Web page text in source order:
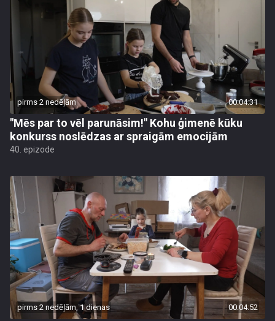
pirms 2 nedēļām 00:04:31
"Mēs par to vēl parunāsim!" Kohu ģimenē kūku
konkurss noslēdzas ar spraigām emocijām
40. epizode
pirms 2 nedēļām, 1 dienas 00:04:52